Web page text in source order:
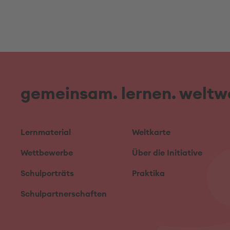
gemeinsam. lernen.
Lernmaterial
Wettbewerbe
Schulporträts
Schulpartnerschaften
Weltkarte
Über die Initiative
Praktika